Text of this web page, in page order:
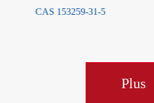
367-23-7
Plus